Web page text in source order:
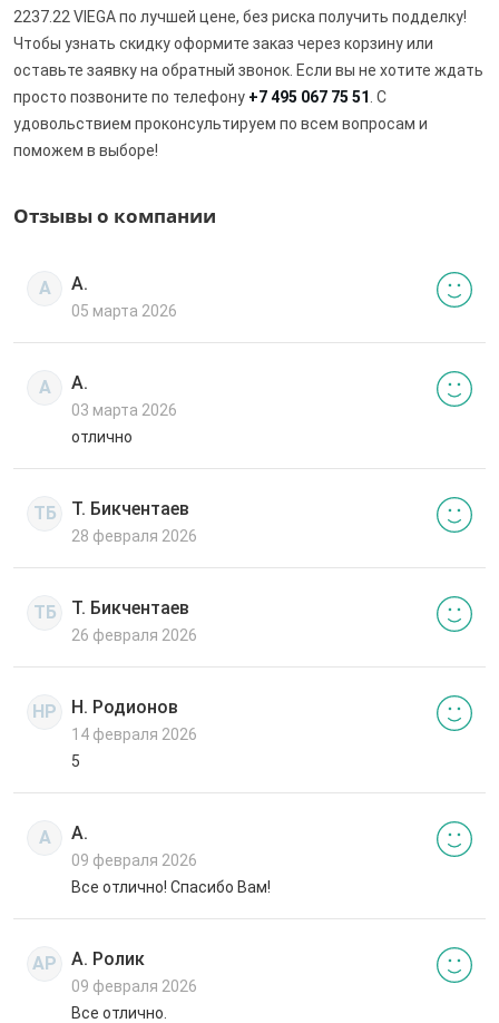
2237.22 VIEGA по лучшей цене, без риска получить подделку!
Чтобы узнать скидку оформите заказ через корзину или
оставьте заявку на обратный звонок. Если вы не хотите ждать
просто позвоните по телефону +7 495 067 75 51 . С
удовольствием проконсультируем по всем вопросам и
поможем в выборе!
Отзывы о компании
А А.
05 марта 2026
А А.
03 марта 2026
отлично
ТБ Т. Бикчентаев
28 февраля 2026
ТБ Т. Бикчентаев
26 февраля 2026
НР Н. Родионов
14 февраля 2026
5
А А.
09 февраля 2026
Все отлично! Спасибо Вам!
АР А. Ролик
09 февраля 2026
Все отлично.